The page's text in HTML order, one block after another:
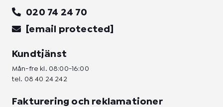
020 74 24 70
[email protected]
Kundtjänst
Mån-fre kl. 08:00-16:00
tel. 08 40 24 242
Fakturering och reklamationer